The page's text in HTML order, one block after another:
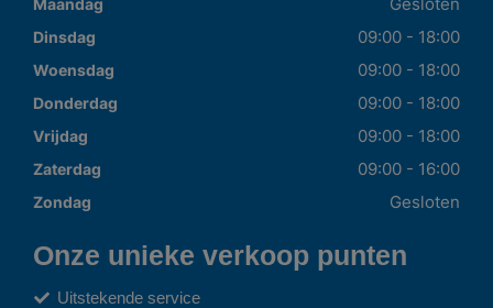
Maandag
Dinsdag 09:00 - 18:00
Woensdag 09:00 - 18:00
Donderdag 09:00 - 18:00
Vrijdag 09:00 - 18:00
Zaterdag 09:00 - 16:00
Zondag Gesloten
Onze unieke verkoop punten
Uitstekende service